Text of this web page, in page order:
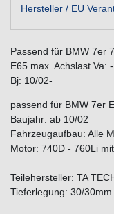
Hersteller / EU
Passend für BMW 7er
E65 max. Achslast Va:
Bj: 10/02-
passend für BMW 7er
Baujahr: ab 10/02
Fahrzeugaufbau: Alle
Motor: 740D - 760Li
Teilehersteller: TA
Tieferlegung: 30/30mm